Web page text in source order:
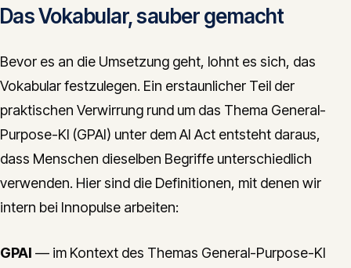
Das Vokabular, sauber gemacht
Bevor es an die Umsetzung geht, lohnt es sich, das
Vokabular festzulegen. Ein erstaunlicher Teil der
praktischen Verwirrung rund um das Thema General-
Purpose-KI (GPAI) unter dem AI Act entsteht daraus,
dass Menschen dieselben Begriffe unterschiedlich
verwenden. Hier sind die Definitionen, mit denen wir
intern bei Innopulse arbeiten:
GPAI — im Kontext des Themas General-Purpose-KI